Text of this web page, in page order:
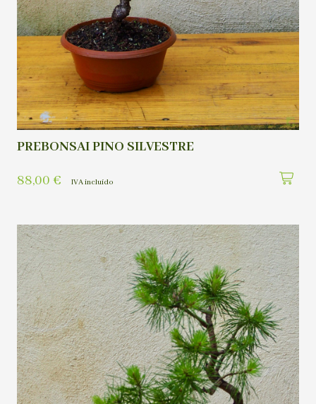
PREBONSAI PINO SILVESTRE
88,00 € IVA incluído